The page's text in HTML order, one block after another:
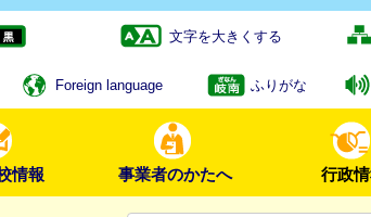
文字を大きくする
Foreign language ふりがな
情報 事業者のかたへ 行政